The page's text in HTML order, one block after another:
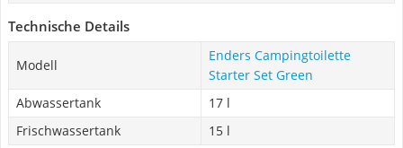
Technische Details
Modell
Enders Campingtoilette
Starter Set Green
Abwassertank
17 l
Frischwassertank
15 l